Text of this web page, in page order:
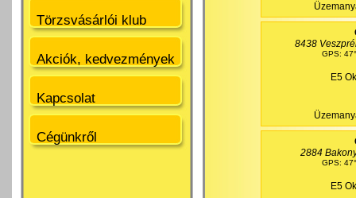
Törzsvásárlói klub
Akciók, kedvezmények
Kapcsolat
Cégünkről
8438
GPS:
E5
2884
GPS:
E5